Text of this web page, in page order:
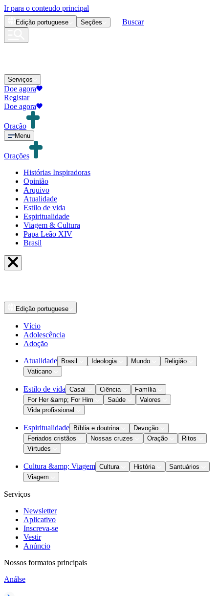
Ir para o conteudo principal
Edição portuguese Seções Buscar
Serviços
Doe agora
Registar
Doe agora
Oração
Menu
Orações
Histórias Inspiradoras
Opinião
Arquivo
Atualidade
Estilo de vida
Espiritualidade
Viagem & Cultura
Papa Leão XIV
Brasil
Edição portuguese
Vício
Adolescência
Adoção
Atualidade Brasil Ideologia Mundo
Religião
Vaticano
Estilo de vida Casal Ciência
Família
For Her &amp; For Him
Saúde
Valores
Vida profissional
Espiritualidade Bíblia e doutrina
Devoção
Feriados cristãos
Nossas cruzes Oração
Ritos
Virtudes
Cultura &amp; Viagem Cultura História
Santuários
Viagem
Serviços
Newsletter
Aplicativo
Inscreva-se
Vestir
Anúncio
Nossos formatos principais
Análse